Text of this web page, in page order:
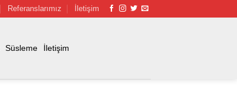
Referanslarımız İletişim
Süsleme İletişim